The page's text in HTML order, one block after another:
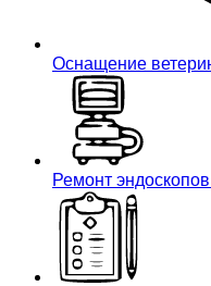
Оснащение
Ремонт